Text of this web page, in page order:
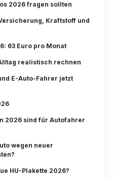
2026 fragen sollten
Kraftstoff und
63 Euro pro Monat
realistisch rechnen
E-Auto-Fahrer jetzt
2026 sind für Autofahrer
wegen neuer
HU-Plakette 2026?